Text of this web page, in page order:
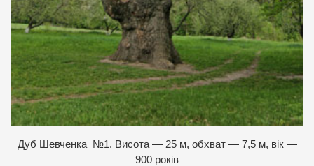
Дуб Шевченка №1. Висота — 25 м, обхват — 7,5 м, вік —
900 років